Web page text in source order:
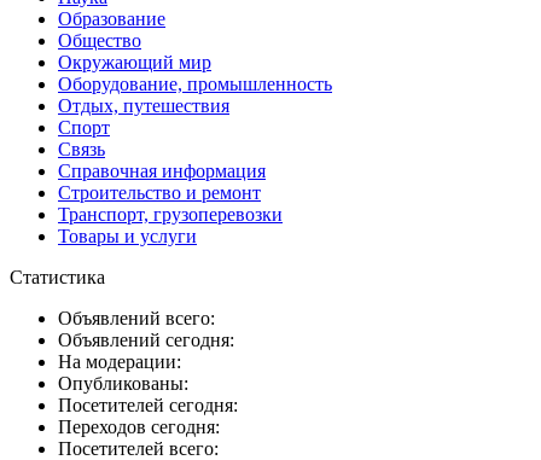
Образование
Общество
Окружающий мир
Оборудование, промышленность
Отдых, путешествия
Спорт
Связь
Справочная информация
Строительство и ремонт
Транспорт, грузоперевозки
Товары и услуги
Статистика
Объявлений всего:
Объявлений сегодня:
На модерации:
Опубликованы:
Посетителей сегодня:
Переходов сегодня:
Посетителей всего: